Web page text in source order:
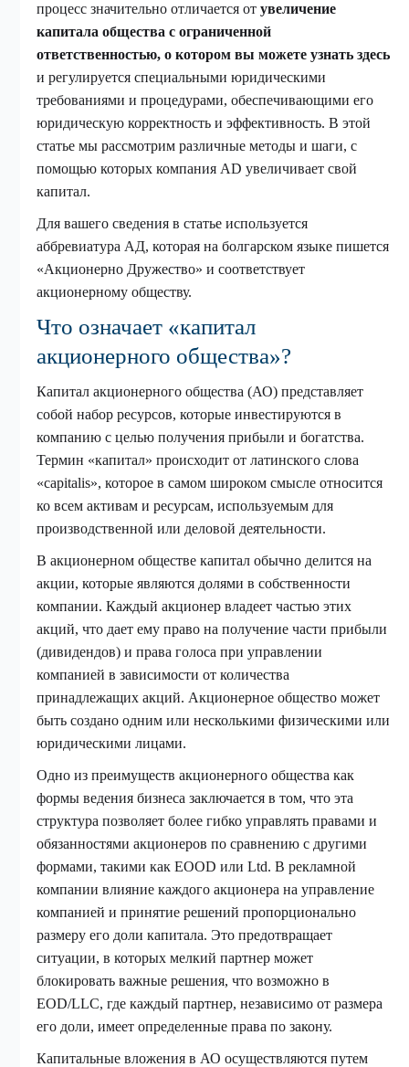
процесс значительно отличается отувеличение
капитала общества с ограниченной
ответственностью, о котором вы можете узнать здесь
и регулируется специальными юридическими
требованиями и процедурами, обеспечивающими его
юридическую корректность и эффективность. В этой
статье мы рассмотрим различные методы и шаги, с
помощью которых компания AD увеличивает свой
капитал.
Для вашего сведения в статье используется
аббревиатура АД, которая на болгарском языке пишется
«Акционерно Дружество» и соответствует
акционерному обществу.
Что означает «капитал
акционерного общества»?
Капитал акционерного общества (АО) представляет
собой набор ресурсов, которые инвестируются в
компанию с целью получения прибыли и богатства.
Термин «капитал» происходит от латинского слова
«capitalis», которое в самом широком смысле относится
ко всем активам и ресурсам, используемым для
производственной или деловой деятельности.
В акционерном обществе капитал обычно делится на
акции, которые являются долями в собственности
компании. Каждый акционер владеет частью этих
акций, что дает ему право на получение части прибыли
(дивидендов) и права голоса при управлении
компанией в зависимости от количества
принадлежащих акций. Акционерное общество может
быть создано одним или несколькими физическими или
юридическими лицами.
Одно из преимуществ акционерного общества как
формы ведения бизнеса заключается в том, что эта
структура позволяет более гибко управлять правами и
обязанностями акционеров по сравнению с другими
формами, такими как EOOD или Ltd. В рекламной
компании влияние каждого акционера на управление
компанией и принятие решений пропорционально
размеру его доли капитала. Это предотвращает
ситуации, в которых мелкий партнер может
блокировать важные решения, что возможно в
EOD/LLC, где каждый партнер, независимо от размера
его доли, имеет определенные права по закону.
Капитальные вложения в АО осуществляются путем